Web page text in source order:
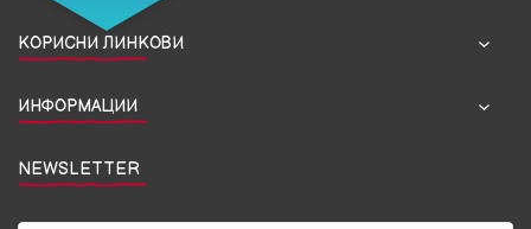
КОРИСНИ ЛИНКОВИ
ИНФОРМАЦИИ
NEWSLETTER